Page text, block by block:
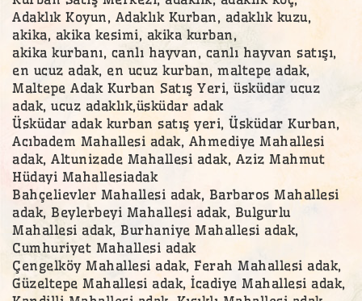
Adaklık Koyun, Adaklık Kurban, adaklık kuzu,
akika, akika kesimi, akika kurban,
akika kurbanı, canlı hayvan, canlı hayvan satışı,
en ucuz adak, en ucuz kurban, maltepe adak,
Maltepe Adak Kurban Satış Yeri, üsküdar ucuz
adak, ucuz adaklık,üsküdar adak
Üsküdar adak kurban satış yeri, Üsküdar Kurban,
Acıbadem Mahallesi adak, Ahmediye Mahallesi
adak, Altunizade Mahallesi adak, Aziz Mahmut
Hüdayi Mahallesiadak
Bahçelievler Mahallesi adak, Barbaros Mahallesi
adak, Beylerbeyi Mahallesi adak, Bulgurlu
Mahallesi adak, Burhaniye Mahallesi adak,
Cumhuriyet Mahallesi adak
Çengelköy Mahallesi adak, Ferah Mahallesi adak,
Güzeltepe Mahallesi adak, İcadiye Mahallesi adak,